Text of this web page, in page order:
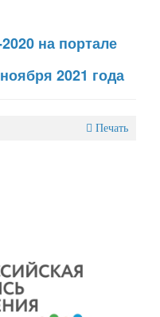
на портале
2021 года
Печать